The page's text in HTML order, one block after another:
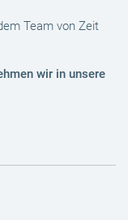
Team von Zeit
wir in unsere